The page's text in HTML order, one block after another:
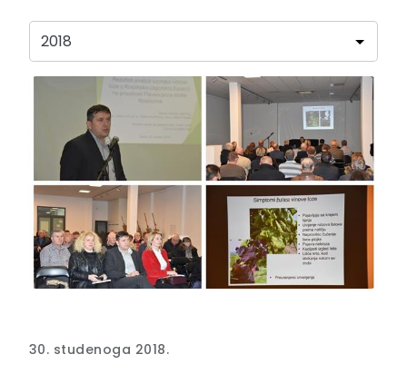
30. studenoga 2018.